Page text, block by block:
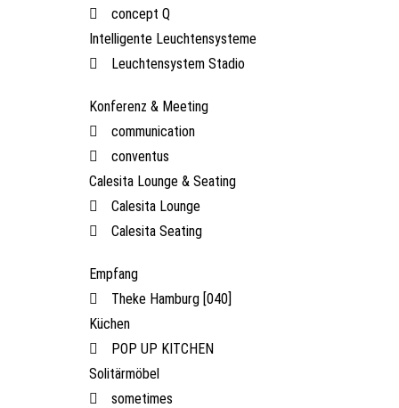
concept Q
Intelligente Leuchtensysteme
Leuchtensystem Stadio
Konferenz & Meeting
communication
conventus
Calesita Lounge & Seating
Calesita Lounge
Calesita Seating
Empfang
Theke Hamburg [040]
Küchen
POP UP KITCHEN
Solitärmöbel
sometimes